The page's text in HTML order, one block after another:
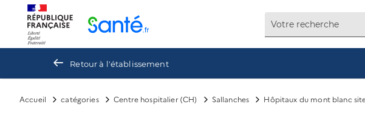
Retour à l'établissement
Accueil catégories Centre hospitalier (CH) Sallanches Hôpitaux du mont blanc
Panneau de gestion des cookies